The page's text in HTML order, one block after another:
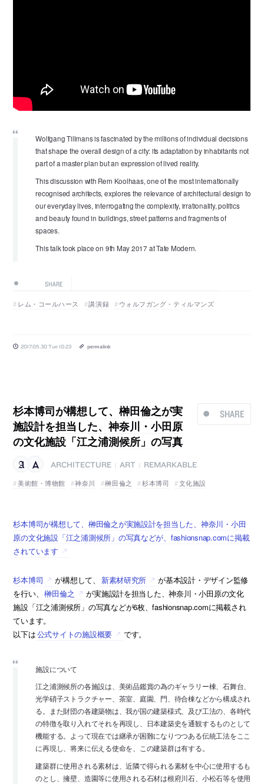
Wolfgang Tillmans is fascinated by the millions of individual decisions
that shape the overall design of a city: its adaptation by inhabitants not
part of a master plan but an expression of lived reality.
This discussion with Rem Koolhaas, one of the most internationally
recognised architects, explores the relevance of architectural design to
our everyday lives, interrogating the complexity, irrationality, politics
and beauty found in buildings, street patterns and fragments of
spaces.
This talk took place on 9th May 2017 at Tate Modern.
SHARE
レム・コールハース 講演録 ウォルフガング・ティルマンズ
2017.05.30 Tue 10:23 permalink
SHARE
杉本博司が構想して、榊田倫之が実
施設計を担当した、神奈川・小田原
の文化施設「江之浦測候所」の写真
ARCHITECTURE ART
REMARKABLE
美術館・博物館
神奈川 榊田倫之 杉本博司 文化施設
杉本博司が構想して、榊田倫之が実施設計を担当した、神奈川・小田
原の文化施設「江之浦測候所」の写真などが、fashionsnap.comに掲載
されています
杉本博司 が構想して、 新素材研究所
が基本設計・デザイン監修
を行い、 榊田倫之
が実施設計を担当した、神奈川・小田原の文化
施設「江之浦測候所」の写真などが6枚、fashionsnap.comに掲載され
ています。
以下は公式サイトの施設概要 です。
施設について
江之浦測候所の各施設は、美術品鑑賞の為のギャラリー棟、石舞台、
光学硝子ストラクチャー、茶室、庭園、門、待合棟などから構成され
る。また財団の各建築物は、我が国の建築様式、及び工法の、各時代
の特徴を取り入れてそれを再現し、日本建築史を通観するものとして
機能する。よって現在では継承が困難になりつつある伝統工法をここ
に再現し、将来に伝える使命を、この建築群は有する。
建築群に使用される素材は、近隣で得られる素材を中心に使用するも
のとし、擁壁、造園等に使用される石材は根府川石、小松石等を使用